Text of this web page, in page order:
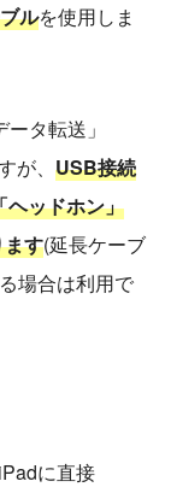
ルを使用しま
タ転送」
が、 USB接続
ッドホン」
す(延長ケーブ
場合は利用で
に直接